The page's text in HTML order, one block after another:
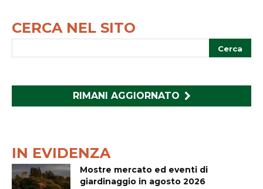
CERCA NEL SITO
RIMANI AGGIORNATO
IN EVIDENZA
Mostre mercato ed eventi di
giardinaggio in agosto 2026